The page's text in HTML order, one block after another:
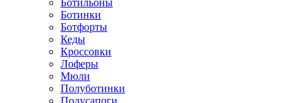
Ботильоны
Ботинки
Ботфорты
Кеды
Кроссовки
Лоферы
Мюли
Полуботинки